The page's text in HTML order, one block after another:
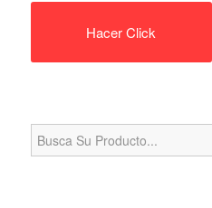
Hacer Click
Search
for: